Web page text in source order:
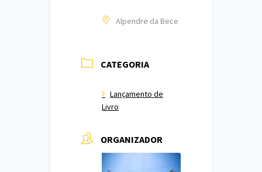
Alpendre da Bece
CATEGORIA
Lançamento de
Livro
ORGANIZADOR